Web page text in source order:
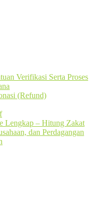
Verifikasi Serta Proses
(Refund)
Lengkap – Hitung Zakat
dan Perdagangan